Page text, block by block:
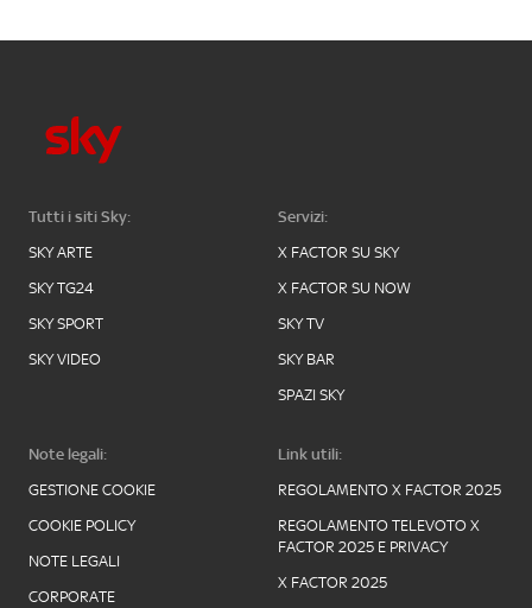
Tutti i siti Sky:
SKY ARTE
SKY TG24
SKY SPORT
SKY VIDEO
Servizi:
X FACTOR SU SKY
X FACTOR SU NOW
SKY TV
SKY BAR
SPAZI SKY
Note legali:
GESTIONE COOKIE
COOKIE POLICY
NOTE LEGALI
CORPORATE
Link utili:
REGOLAMENTO X FACTOR 2025
REGOLAMENTO TELEVOTO X
FACTOR 2025 E PRIVACY
X FACTOR 2025